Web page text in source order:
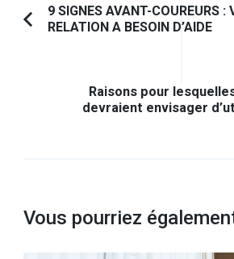
Navigation
d'article
Article
9 SIGNES AVANT-COUREURS :
RELATION A BESOIN D’AIDE
Raisons pour
devraient envisager
Vous pourriez